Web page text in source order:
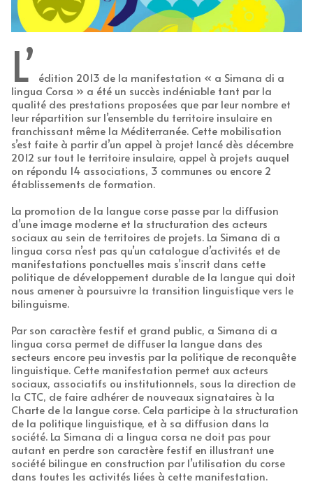
L’ édition 2013 de la manifestation « a Simana di a
lingua Corsa » a été un succès indéniable tant par la
qualité des prestations proposées que par leur nombre et
leur répartition sur l’ensemble du territoire insulaire en
franchissant même la Méditerranée. Cette mobilisation
s’est faite à partir d’un appel à projet lancé dès décembre
2012 sur tout le territoire insulaire, appel à projets auquel
on répondu 14 associations, 3 communes ou encore 2
établissements de formation.
La promotion de la langue corse passe par la diffusion
d’une image moderne et la structuration des acteurs
sociaux au sein de territoires de projets. La Simana di a
lingua corsa n’est pas qu’un catalogue d’activités et de
manifestations ponctuelles mais s’inscrit dans cette
politique de développement durable de la langue qui doit
nous amener à poursuivre la transition linguistique vers le
bilinguisme.
Par son caractère festif et grand public, a Simana di a
lingua corsa permet de diffuser la langue dans des
secteurs encore peu investis par la politique de reconquête
linguistique. Cette manifestation permet aux acteurs
sociaux, associatifs ou institutionnels, sous la direction de
la CTC, de faire adhérer de nouveaux signataires à la
Charte de la langue corse. Cela participe à la structuration
de la politique linguistique, et à sa diffusion dans la
société. La Simana di a lingua corsa ne doit pas pour
autant en perdre son caractère festif en illustrant une
société bilingue en construction par l’utilisation du corse
dans toutes les activités liées à cette manifestation.